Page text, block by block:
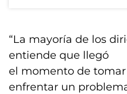
“La mayoría de los
entiende que llegó
el momento de
enfrentar un